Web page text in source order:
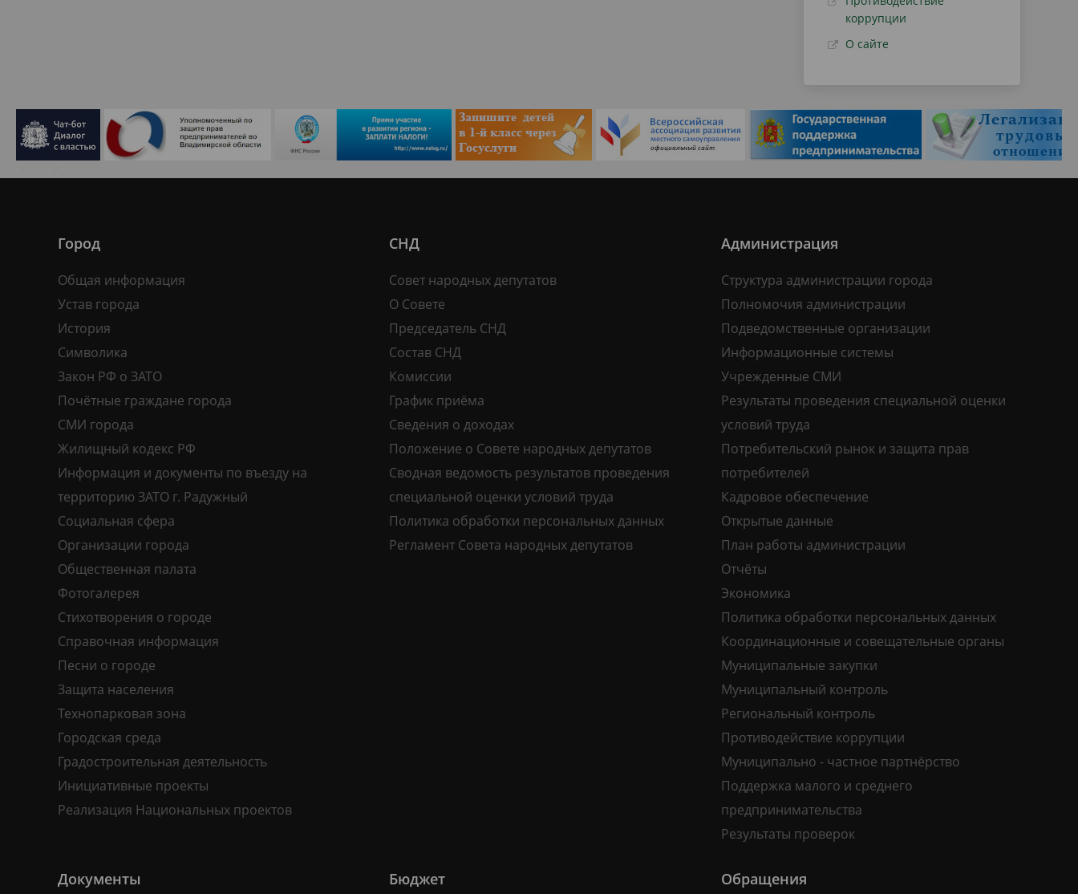
коррупции
О сайте
Город
Общая информация
Устав города
История
Символика
Закон РФ о ЗАТО
Почётные граждане города
СМИ города
Жилищный кодекс РФ
Информация и документы по въезду на
территорию ЗАТО г. Радужный
Социальная сфера
Организации города
Общественная палата
Фотогалерея
Стихотворения о городе
Справочная информация
Песни о городе
Защита населения
Технопарковая зона
Городская среда
Градостроительная деятельность
Инициативные проекты
Реализация Национальных проектов
СНД
Совет народных депутатов
О Совете
Председатель СНД
Состав СНД
Комиссии
График приёма
Сведения о доходах
Положение о Совете народных депутатов
Сводная ведомость результатов проведения
специальной оценки условий труда
Политика обработки персональных данных
Регламент Совета народных депутатов
Администрация
Структура администрации города
Полномочия администрации
Подведомственные организации
Информационные системы
Учрежденные СМИ
Результаты проведения специальной оценки
условий труда
Потребительский рынок и защита прав
потребителей
Кадровое обеспечение
Открытые данные
План работы администрации
Отчёты
Экономика
Политика обработки персональных данных
Координационные и совещательные органы
Муниципальные закупки
Муниципальный контроль
Региональный контроль
Противодействие коррупции
Муниципально - частное партнёрство
Поддержка малого и среднего
предпринимательства
Результаты проверок
Документы Бюджет Обращения